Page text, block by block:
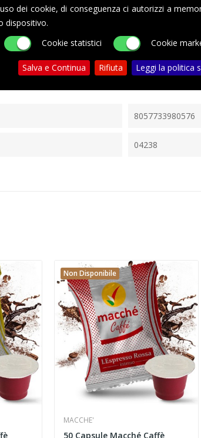
8057733980576
04238
Non Disponibile
MACCHE'
50 Capsule Macché Caffè
dei cookie, di conseguenza ci autorizzi a
dispositivo.
Cookie statistici
Cookie
Salva e Continua Rifiuta Leggi la politica